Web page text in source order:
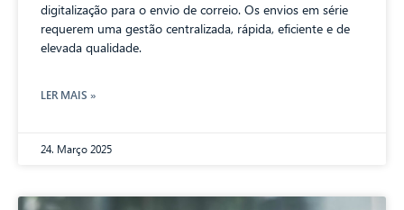
digitalização para o envio de correio. Os envios em série
requerem uma gestão centralizada, rápida, eficiente e de
elevada qualidade.
LER MAIS »
24. Março 2025